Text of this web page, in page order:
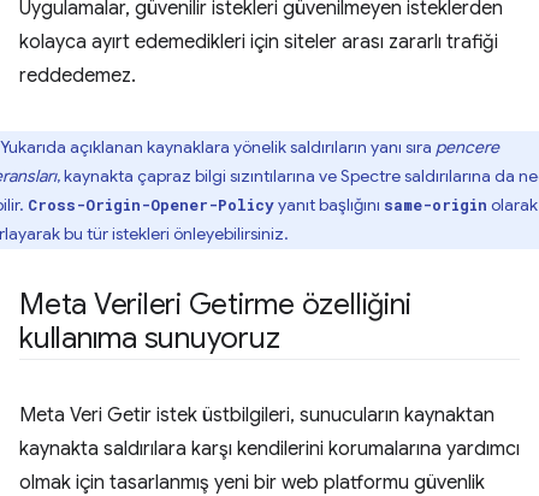
Uygulamalar, güvenilir istekleri güvenilmeyen isteklerden
kolayca ayırt edemedikleri için siteler arası zararlı trafiği
reddedemez.
Yukarıda açıklanan kaynaklara yönelik saldırıların yanı sıra pencere
, kaynakta çapraz bilgi sızıntılarına ve Spectre saldırılarına da
Cross-Origin-Opener-Policyyanıt başlığını same-origin olarak
bu tür istekleri önleyebilirsiniz.
Meta Verileri Getirme özelliğini
kullanıma sunuyoruz
Meta Veri Getir istek üstbilgileri, sunucuların kaynaktan
kaynakta saldırılara karşı kendilerini korumalarına yardımcı
olmak için tasarlanmış yeni bir web platformu güvenlik